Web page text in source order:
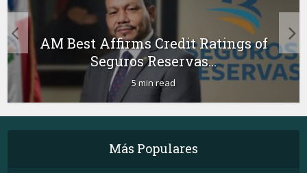
AM Best Affirms Credit Ratings of
Seguros Reservas...
5 min read
Más Populares